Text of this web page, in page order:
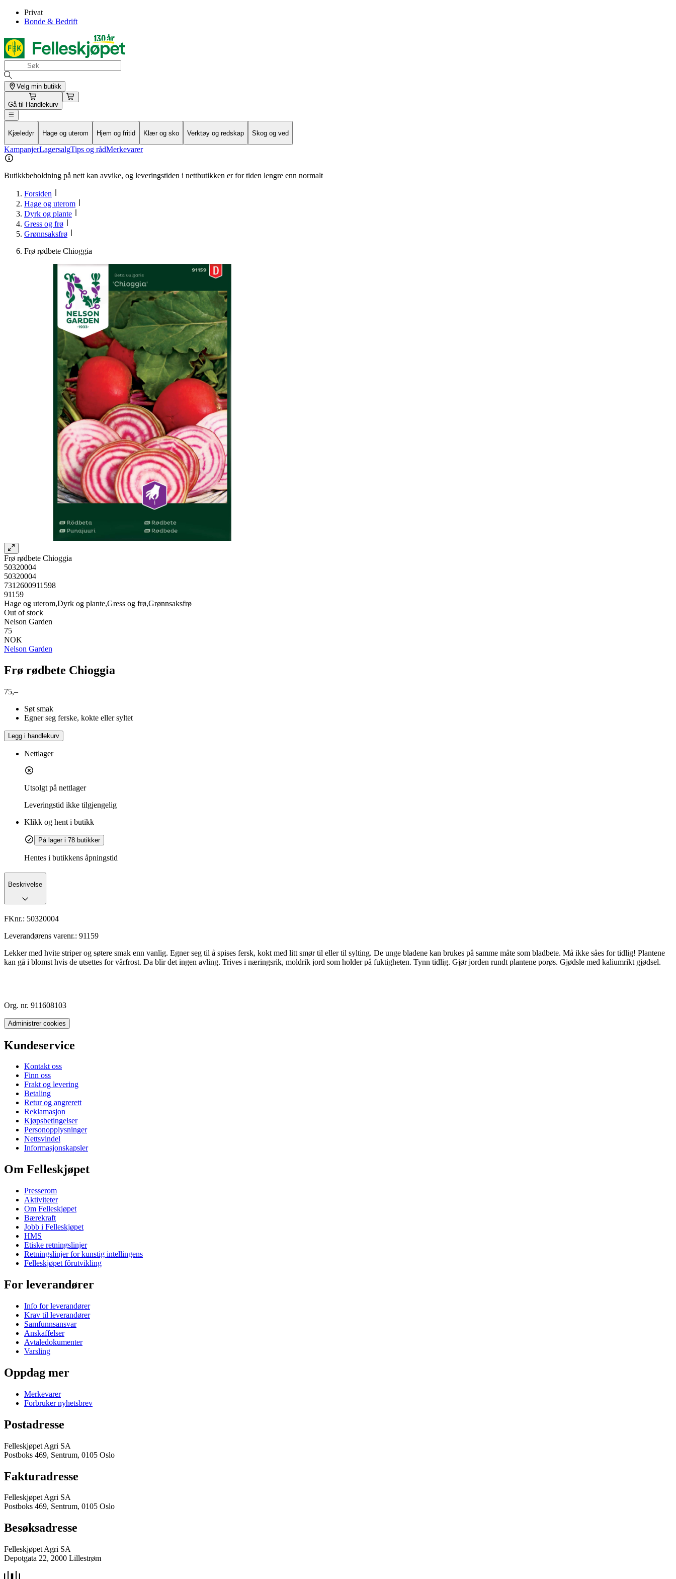
Privat
Bonde & Bedrift
Velg min butikk
Gå til Handlekurv
Kjæledyr Hage og uterom Hjem og fritid Klær og sko Verktøy og redskap Skog og ved
KampanjerLagersalgTips og rådMerkevarer
Butikkbeholdning på nett kan avvike, og leveringstiden i nettbutikken er for tiden lengre enn normalt
Forsiden
Hage og uterom
Dyrk og plante
Gress og frø
Grønnsaksfrø
Frø rødbete Chioggia
Frø rødbete Chioggia
50320004
50320004
7312600911598
91159
Hage og uterom,Dyrk og plante,Gress og frø,Grønnsaksfrø
Out of stock
Nelson Garden
75
NOK
Nelson Garden
Frø rødbete Chioggia
75,–
Søt smak
Egner seg ferske, kokte eller syltet
Legg i handlekurv
Nettlager
Utsolgt på nettlager
Leveringstid ikke tilgjengelig
Klikk og hent i butikk
På lager i 78 butikker
Hentes i butikkens åpningstid
Beskrivelse
FKnr.: 50320004
Leverandørens varenr.: 91159
Lekker med hvite striper og søtere smak enn vanlig. Egner seg til å spises fersk, kokt med litt smør til eller til sylting. De unge bladene kan brukes på samme måte som bladbete. Må ikke såes for tidlig! Plantene
kan gå i blomst hvis de utsettes for vårfrost. Da blir det ingen avling. Trives i næringsrik, moldrik jord som holder på fuktigheten. Tynn tidlig. Gjør jorden rundt plantene porøs. Gjødsle med kaliumrikt gjødsel.
Org. nr. 911608103
Administrer cookies
Kundeservice
Kontakt oss
Finn oss
Frakt og levering
Betaling
Retur og angrerett
Reklamasjon
Kjøpsbetingelser
Personopplysninger
Nettsvindel
Informasjonskapsler
Om Felleskjøpet
Presserom
Aktiviteter
Om Felleskjøpet
Bærekraft
Jobb i Felleskjøpet
HMS
Etiske retningslinjer
Retningslinjer for kunstig intellingens
Felleskjøpet fôrutvikling
For leverandører
Info for leverandører
Krav til leverandører
Samfunnsansvar
Anskaffelser
Avtaledokumenter
Varsling
Oppdag mer
Merkevarer
Forbruker nyhetsbrev
Postadresse
Felleskjøpet Agri SA
Postboks 469, Sentrum, 0105 Oslo
Fakturadresse
Felleskjøpet Agri SA
Postboks 469, Sentrum, 0105 Oslo
Besøksadresse
Felleskjøpet Agri SA
Depotgata 22, 2000 Lillestrøm